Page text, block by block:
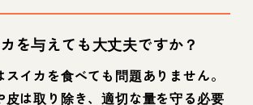
を与えても大丈夫ですか？
スイカを食べても問題ありません。
皮は取り除き、適切な量を守る必要